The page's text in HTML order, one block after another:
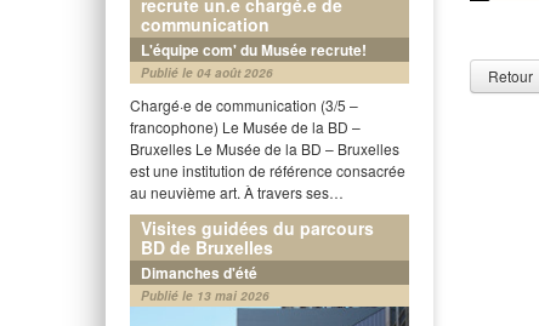
recrute un.e chargé.e de
communication
L'équipe com' du Musée recrute!
Publié le 04 août 2026
Chargé·e de communication (3/5 –
francophone) Le Musée de la BD –
Bruxelles Le Musée de la BD – Bruxelles
est une institution de référence consacrée
au neuvième art. À travers ses…
Visites guidées du parcours
BD de Bruxelles
Dimanches d'été
Publié le 13 mai 2026
Retour